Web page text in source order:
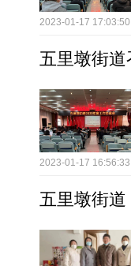
2023-01-17 17:03:50
五里墩街道
2023-01-17 16:56:33
五里墩街